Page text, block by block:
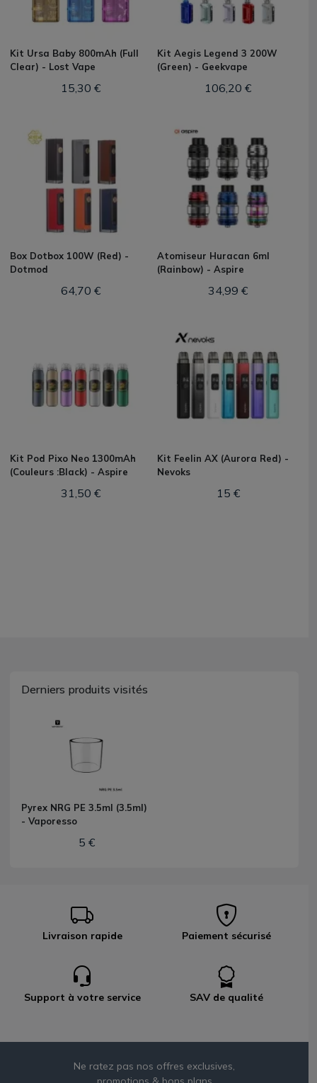
Kit Ursa Baby 800mAh (Full
Clear) - Lost Vape
15,30 €
Kit Aegis Legend 3 200W
(Green) - Geekvape
106,20 €
Box Dotbox 100W (Red) -
Dotmod
64,70 €
Atomiseur Huracan 6ml
(Rainbow) - Aspire
34,99 €
Kit Pod Pixo Neo 1300mAh
(Couleurs :Black) - Aspire
31,50 €
Kit Feelin AX (Aurora Red) -
Nevoks
15 €
Derniers produits visités
Pyrex NRG PE 3.5ml (3.5ml)
- Vaporesso
5 €
Livraison rapide Paiement sécurisé
Support à votre service SAV de qualité
Ne ratez pas nos offres exclusives,